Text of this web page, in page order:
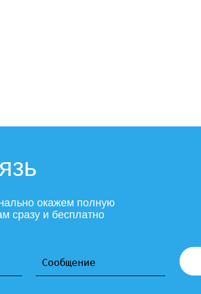
окажем полную
сразу и бесплатно